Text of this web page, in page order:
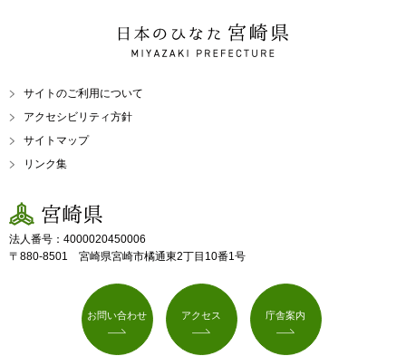
日本のひなた 宮崎県
MIYAZAKI PREFECTURE
サイトのご利用について
アクセシビリティ方針
サイトマップ
リンク集
宮崎県
法人番号：4000020450006
〒880-8501 宮崎県宮崎市橘通東2丁目10番1号
お問い合わせ アクセス 庁舎案内